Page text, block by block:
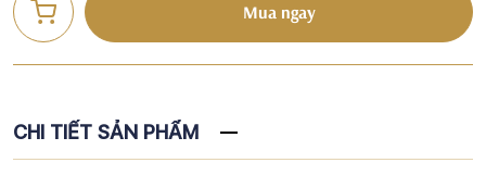
Mua ngay
CHI TIẾT SẢN PHẨM